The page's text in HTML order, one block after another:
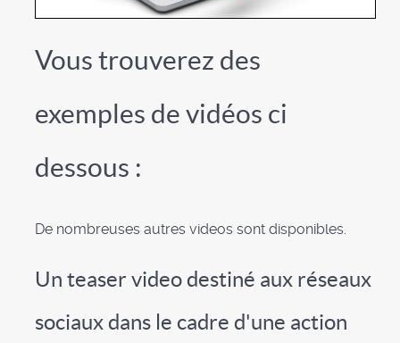
Vous trouverez des
exemples de vidéos ci
dessous :
De nombreuses autres videos sont disponibles.
Un teaser video destiné aux réseaux
sociaux dans le cadre d'une action